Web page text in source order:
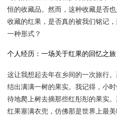
恒的收藏品。然而，这种收藏是否
收藏的红果，是否真的被我们铭记
一种形式？
个人经历：一场关于红果的回忆之旅
这让我想起去年在乡间的一次旅行
结出满满一树的果实。我记得，小
待地爬上树去摘那些红彤彤的果实
红果塞满衣兜，仿佛那是世界上最美